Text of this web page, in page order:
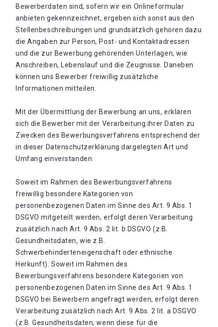
Bewerberdaten sind, sofern wir ein Onlineformular
anbieten gekennzeichnet, ergeben sich sonst aus den
Stellenbeschreibungen und grundsätzlich gehören dazu
die Angaben zur Person, Post- und Kontaktadressen
und die zur Bewerbung gehörenden Unterlagen, wie
Anschreiben, Lebenslauf und die Zeugnisse. Daneben
können uns Bewerber freiwillig zusätzliche
Informationen mitteilen.
Mit der Übermittlung der Bewerbung an uns, erklären
sich die Bewerber mit der Verarbeitung ihrer Daten zu
Zwecken des Bewerbungsverfahrens entsprechend der
in dieser Datenschutzerklärung dargelegten Art und
Umfang einverstanden.
Soweit im Rahmen des Bewerbungsverfahrens
freiwillig besondere Kategorien von
personenbezogenen Daten im Sinne des Art. 9 Abs. 1
DSGVO mitgeteilt werden, erfolgt deren Verarbeitung
zusätzlich nach Art. 9 Abs. 2 lit. b DSGVO (z.B.
Gesundheitsdaten, wie z.B.
Schwerbehinderteneigenschaft oder ethnische
Herkunft). Soweit im Rahmen des
Bewerbungsverfahrens besondere Kategorien von
personenbezogenen Daten im Sinne des Art. 9 Abs. 1
DSGVO bei Bewerbern angefragt werden, erfolgt deren
Verarbeitung zusätzlich nach Art. 9 Abs. 2 lit. a DSGVO
(z.B. Gesundheitsdaten, wenn diese für die